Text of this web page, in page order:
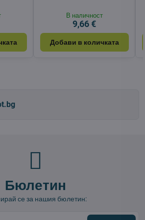
В наличност
9,66 €
Добави в количката
Бюлетин
се за нашия бюлетин: